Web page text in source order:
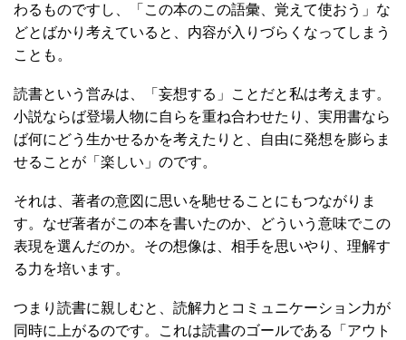
わるものですし、「この本のこの語彙、覚えて使おう」な
どとばかり考えていると、内容が入りづらくなってしまう
ことも。
読書という営みは、「妄想する」ことだと私は考えます。
小説ならば登場人物に自らを重ね合わせたり、実用書なら
ば何にどう生かせるかを考えたりと、自由に発想を膨らま
せることが「楽しい」のです。
それは、著者の意図に思いを馳せることにもつながりま
す。なぜ著者がこの本を書いたのか、どういう意味でこの
表現を選んだのか。その想像は、相手を思いやり、理解す
る力を培います。
つまり読書に親しむと、読解力とコミュニケーション力が
同時に上がるのです。これは読書のゴールである「アウト